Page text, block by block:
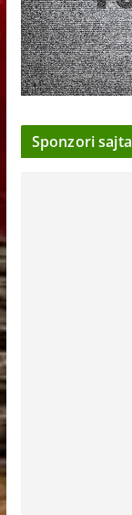
Sponzori sajta